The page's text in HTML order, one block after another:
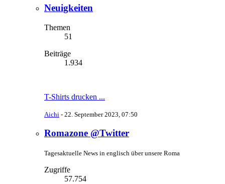
Neuigkeiten
Themen
51
Beiträge
1.934
T-Shirts drucken ...
Aichi - 22. September 2023, 07:50
Romazone @Twitter
Tagesaktuelle News in englisch über unsere Roma
Zugriffe
57.754